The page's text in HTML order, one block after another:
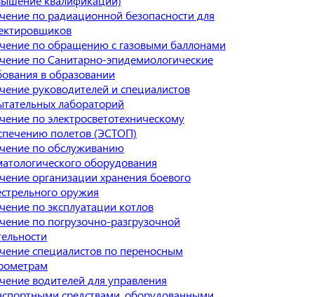
по радиационной безопасности для
по обращению с газовыми баллонами
по Санитарно-эпидемиологические
в образовании
руководителей и специалистов
лабораторий
по электросветотехническому
полетов (ЭСТОП)
по обслуживанию
оборудования
организации хранения боевого
оружия
по эксплуатации котлов
по погрузочно-разгрузочной
специалистов по переносным
водителей для управления